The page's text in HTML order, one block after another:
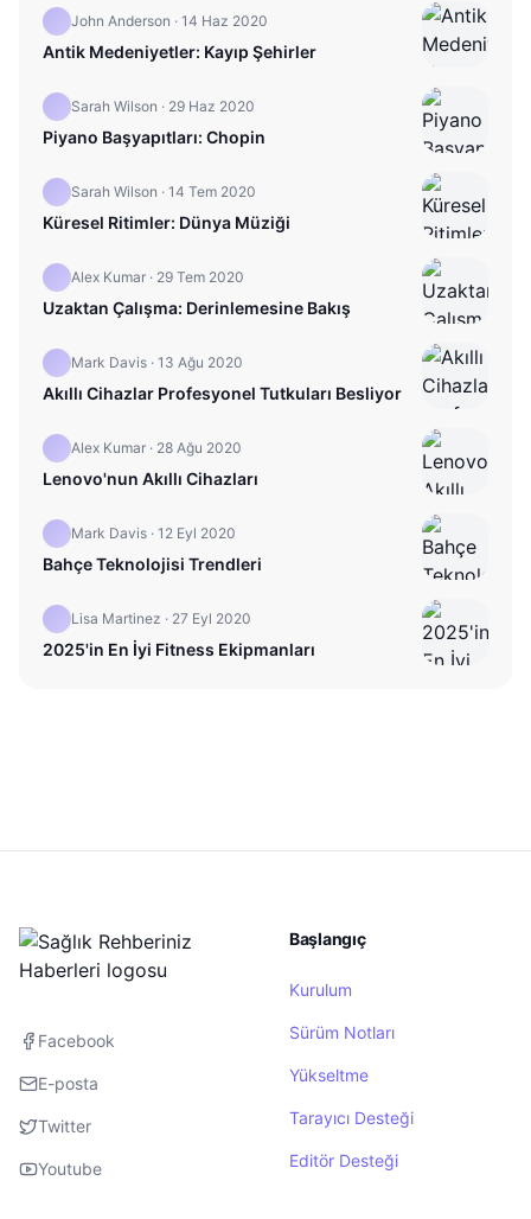
John Anderson · 14 Haz 2020
Antik Medeniyetler: Kayıp Şehirler
Sarah Wilson · 29 Haz 2020
Piyano Başyapıtları: Chopin
Sarah Wilson · 14 Tem 2020
Küresel Ritimler: Dünya Müziği
Alex Kumar · 29 Tem 2020
Uzaktan Çalışma: Derinlemesine Bakış
Mark Davis · 13 Ağu 2020
Akıllı Cihazlar Profesyonel Tutkuları Besliyor
Alex Kumar · 28 Ağu 2020
Lenovo'nun Akıllı Cihazları
Mark Davis · 12 Eyl 2020
Bahçe Teknolojisi Trendleri
Lisa Martinez · 27 Eyl 2020
2025'in En İyi Fitness Ekipmanları
Facebook
E-posta
Twitter
Youtube
Başlangıç
Kurulum
Sürüm Notları
Yükseltme
Tarayıcı Desteği
Editör Desteği